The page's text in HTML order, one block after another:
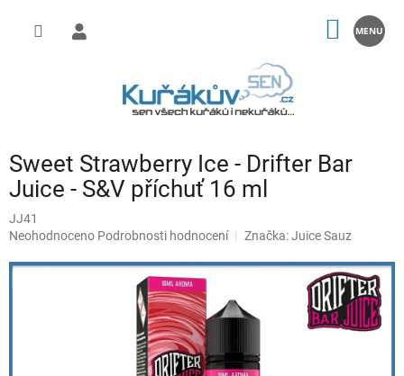
KOŠÍK
Sweet Strawberry Ice - Drifter Bar
Juice - S&V příchuť 16 ml
JJ41
Průměrné
produktu
je
Neohodnoceno Podrobnosti hodnocení Značka:Juice Sauz